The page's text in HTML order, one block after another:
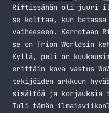
Riftissähän oli juuri
se koittaa, kun
vaiheeseen. Kerrotaan
se on Trion Worldsin
Kyllä, peli on
erittäin kova vastus
tekijöiden arkkuun
sisältöä ja korjauksia
Tuli tämän